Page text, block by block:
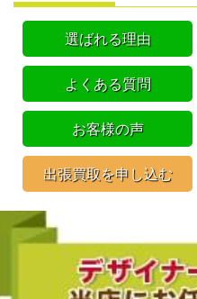
選ばれる理由
よくある質問
お客様の声
出張買取を申し込む